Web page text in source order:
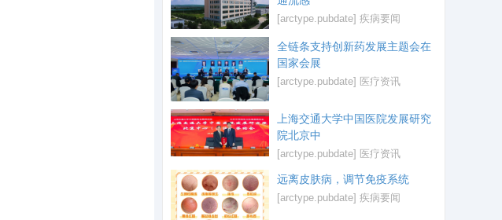
[arctype.pubdate] 疾病要闻
全链条支持创新药发展主题会在
国家会展
[arctype.pubdate] 医疗资讯
上海交通大学中国医院发展研究
院北京中
[arctype.pubdate] 医疗资讯
远离皮肤病，调节免疫系统
[arctype.pubdate] 疾病要闻